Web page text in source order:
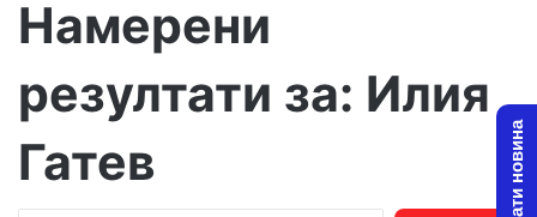
Намерени
резултати за: Илия
Гатев